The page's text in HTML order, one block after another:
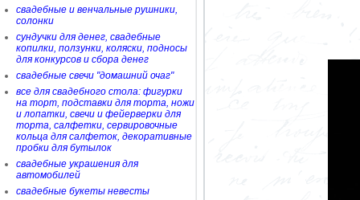
свадебные и венчальные рушники,
солонки
сундучки для денег, свадебные
копилки, ползунки, коляски, подносы
для конкурсов и сбора денег
свадебные свечи "домашний очаг"
все для свадебного стола: фигурки
на торт, подставки для торта, ножи
и лопатки, свечи и фейерверки для
торта, салфетки, сервировочные
кольца для салфеток, декоративные
пробки для бутылок
свадебные украшения для
автомобилей
свадебные букеты невесты